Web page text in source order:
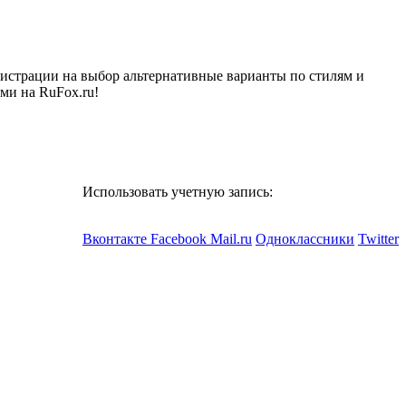
на выбор альтернативные варианты по стилям и
на RuFox.ru!
Использовать учетную запись:
Вконтакте Facebook Mail.ru Одноклассники Twitter